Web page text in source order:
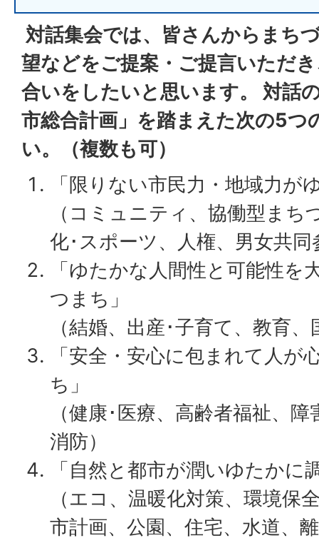
対話集会では、皆さんからまち
望などをご提案・ご提言いただ
合いをしたいと思います。 対話
市総合計画」を踏まえた次の5つ
い。（複数も可）
「限りない市民力・地域力が
（コミュニティ、協働型まち
化･スポーツ、人権、男女共
「ゆたかな人間性と可能性を
つまち」
（結婚、出産･子育て、教育
「安全・安心に包まれて人が
ち」
（健康･医療、高齢者福祉、
消防）
「自然と都市が潤いゆたかに
（エコ、温暖化対策、環境保
市計画、公園、住宅、水道、